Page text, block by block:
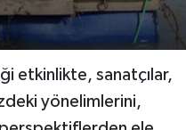
etkinlikte, sanatçılar,
yönelimlerini,